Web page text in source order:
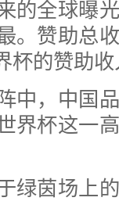
全球曝光
。赞助总
杯的赞助
，中国品
界杯这一
茵场上的